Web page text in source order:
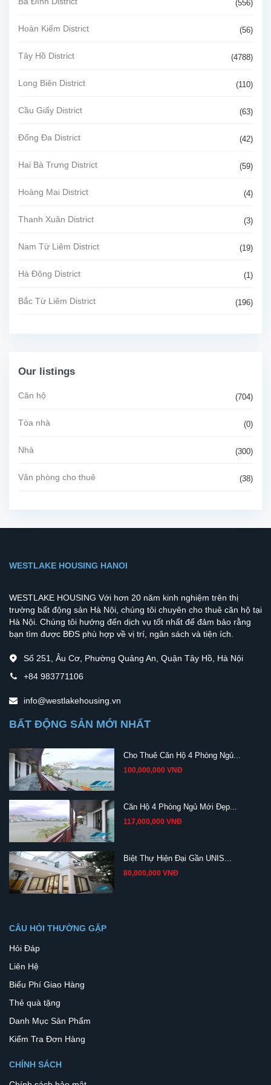
(556)
Hoàn Kiếm District (56)
Tây Hồ District (4788)
Long Biên District (110)
Cầu Giấy District (63)
Đống Đa District (42)
Hai Bà Trưng District (59)
Hoàng Mai District (4)
Thanh Xuân District (3)
Nam Từ Liêm District (19)
Hà Đông District (1)
Bắc Từ Liêm District (196)
Our listings
Căn hộ (704)
Tòa nhà (0)
Nhà (300)
Văn phòng cho thuê (38)
WESTLAKE HOUSING HANOI
WESTLAKE HOUSING Với hơn 20 năm kinh nghiệm trên thị
trường bất động sản Hà Nội, chúng tôi chuyên cho thuê căn hộ tại
Hà Nội. Chúng tôi hướng đến dịch vụ tốt nhất để đảm bảo rằng
bạn tìm được BĐS phù hợp về vị trí, ngân sách và tiện ích.
Số 251, Âu Cơ, Phường Quảng An, Quận Tây Hồ, Hà Nội
+84 983771106
info@westlakehousing.vn
BẤT ĐỘNG SẢN MỚI NHẤT
Cho Thuê Căn Hộ 4 Phòng Ngủ...
100,000,000 VNĐ
Căn Hộ 4 Phòng Ngủ Mới Đẹp...
117,000,000 VNĐ
Biệt Thự Hiện Đại Gần UNIS...
80,000,000 VNĐ
CÂU HỎI THƯỜNG GẶP
Hỏi Đáp
Liên Hệ
Biểu Phí Giao Hàng
Thẻ quà tặng
Danh Mục Sản Phẩm
Kiểm Tra Đơn Hàng
CHÍNH SÁCH